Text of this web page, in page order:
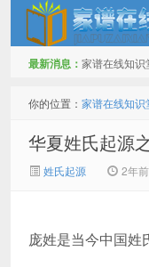
最新消息： 家谱在线知识
你的位置： 家谱在线知识
华夏姓氏起源
姓氏起源 2年
庞姓是当今中国姓